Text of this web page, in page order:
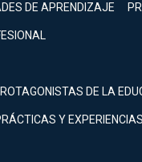
DE APRENDIZAJE
DE LA
Y EXPERIENCIAS